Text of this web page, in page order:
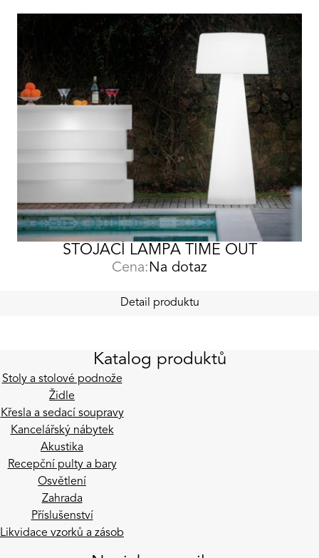
STOJACÍ LAMPA TIME OUT
Cena: Na dotaz
Detail produktu
Katalog produktů
Stoly a stolové podnože
Židle
Křesla a sedací soupravy
Kancelářský nábytek
Akustika
Recepční pulty a bary
Osvětlení
Zahrada
Příslušenství
Likvidace vzorků a zásob